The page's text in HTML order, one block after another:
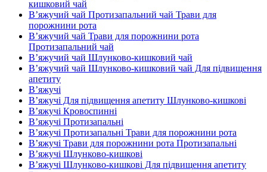
кишковий чай
В’яжучий чай Протизапальний чай Трави для
порожнини рота
В’яжучий чай Трави для порожнини рота
Протизапальний чай
В’яжучий чай Шлунково-кишковий чай
В’яжучий чай Шлунково-кишковий чай Для підвищення
апетиту
В’яжучі
В’яжучі Для підвищення апетиту Шлунково-кишкові
В’яжучі Кровоспинні
В’яжучі Протизапальні
В’яжучі Протизапальні Трави для порожнини рота
В’яжучі Трави для порожнини рота Протизапальні
В’яжучі Шлунково-кишкові
В’яжучі Шлунково-кишкові Для підвищення апетиту